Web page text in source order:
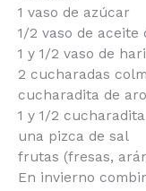
1 vaso de azúcar
1/2 vaso de aceite
1 y 1/2 vaso de
2 cucharadas
cucharadita de
1 y 1/2
una pizca de sal
frutas (fresas,
En invierno